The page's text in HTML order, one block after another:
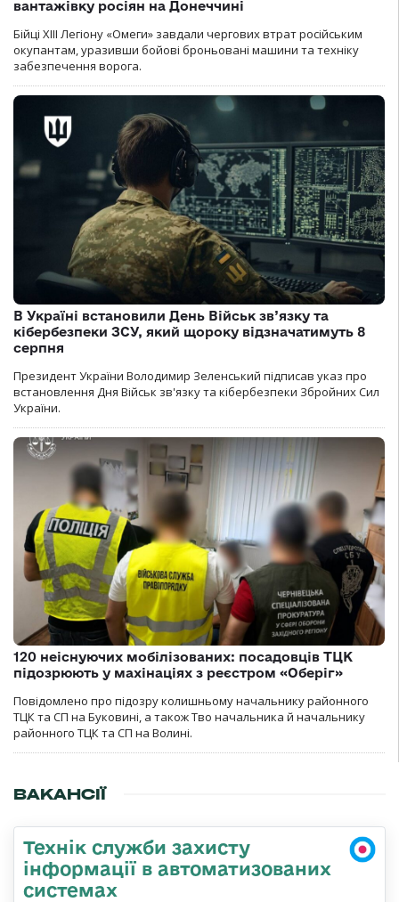
вантажівку росіян на Донеччині
Бійці ХІІІ Легіону «Омеги» завдали чергових втрат російським
окупантам, уразивши бойові броньовані машини та техніку
забезпечення ворога.
В Україні встановили День Військ зв’язку та
кібербезпеки ЗСУ, який щороку відзначатимуть 8
серпня
Президент України Володимир Зеленський підписав указ про
встановлення Дня Військ зв'язку та кібербезпеки Збройних Сил
України.
120 неіснуючих мобілізованих: посадовців ТЦК
підозрюють у махінаціях з реєстром «Оберіг»
Повідомлено про підозру колишньому начальнику районного
ТЦК та СП на Буковині, а також Тво начальника й начальнику
районного ТЦК та СП на Волині.
ВАКАНСІЇ
Технік служби захисту
інформації в автоматизованих
системах